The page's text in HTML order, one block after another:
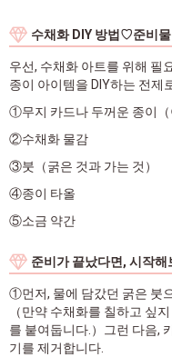
수채화 DIY 방법♡준비
우선, 수채화 아트를 위해 필
종이 아이템을 DIY하는 전제
①무지 카드나 두꺼운 종이（
②수채화 물감
③붓（굵은 것과 가는 것）
④종이 타올
⑤소금 약간
준비가 끝났다면, 시작
①먼저, 물에 담갔던 굵은 붓
（만약 수채화를 칠하고 싶
를 붙여둡니다.）그런 다음,
기를 제거합니다.